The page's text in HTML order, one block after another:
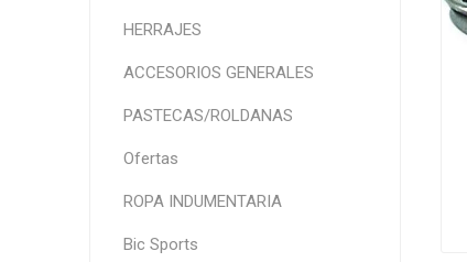
HERRAJES
ACCESORIOS GENERALES
PASTECAS/ROLDANAS
Ofertas
ROPA INDUMENTARIA
Bic Sports